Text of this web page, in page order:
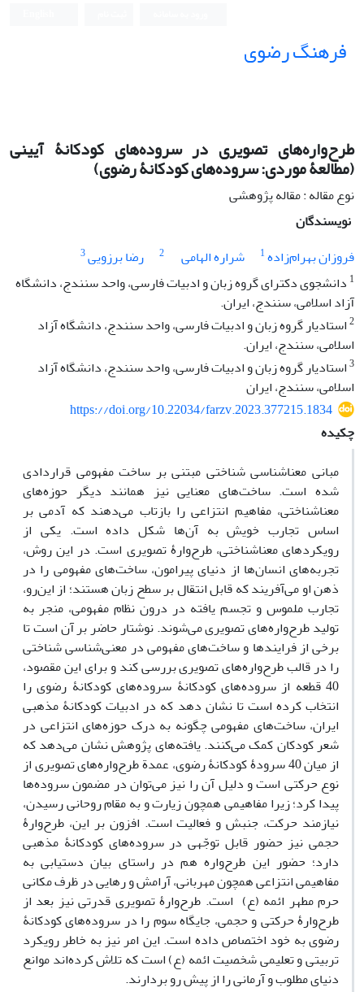
فرهنگ رضوی
طرح‌واره‌های تصویری در سروده‌های کودکانۀ آیینی
(مطالعۀ موردی: سروده‌های کودکانۀ رضوی)
نوع مقاله : مقاله پژوهشی
نویسندگان
فروزان بهرام‌زاده1 شراره الهامی 2 رضا برزویی3
1 دانشجوی دکترای گروه زبان و ادبیات فارسی، واحد سنندج، دانشگاه
آزاد اسلامی، سنندج، ایران.
2استادیار گروه زبان و ادبیات فارسی، واحد سنندج، دانشگاه آزاد
اسلامی، سنندج، ایران.
3استادیار گروه زبان و ادبیات فارسی، واحد سنندج، دانشگاه آزاد
اسلامی، سنندج، ایران
https://doi.org/10.22034/farzv.2023.377215.1834
چکیده
مبانی معناشناسی شناختی مبتنی بر ساخت مفهومی قراردادی
شده ‌است. ساخت‌های معنایی نیز همانند دیگر حوزه‌های
معناشناختی، مفاهیم انتزاعی را بازتاب می‌دهند که آدمی بر
اساس تجارب خویش به آن‌ها شکل داده ‌است. یکی از
رویکردهای معناشناختی، طرح‌وارۀ تصویری است. در این روش،
تجربه‌های انسان‌ها از دنیای پیرامون، ساخت‌های مفهومی را در
ذهن او می‌آفریند که قابل انتقال بر سطح زبان هستند؛ از این‌رو،
تجارب ملموس و تجسم یافته در درون نظام مفهومی، منجر به
تولید طرح‌واره‌های تصویری می‌شوند. نوشتار حاضر بر آن است تا
برخی از فرایندها و ساخت‌های مفهومی در معنی‌شناسی شناختی
را در قالب طرح‌واره‌های تصویری بررسی کند و برای این مقصود،
40 قطعه از سروده‌های کودکانۀ سروده‌های کودکانۀ رضوی را
انتخاب کرده‌ است تا نشان دهد که در ادبیات کودکانۀ مذهبی
ایران، ساخت‌های مفهومی چگونه به درک حوزه‌های انتزاعی در
شعر کودکان کمک می‌کنند. یافته‌های پژوهش نشان می‌دهد که
از میان 40 سرودۀ کودکانۀ رضوی، عمدة طرح‌واره‌های تصویری از
نوع حرکتی است و دلیل آن را نیز می‌توان در مضمون سروده‌ها
پیدا کرد؛ زیرا مفاهیمی همچون زیارت و به مقام روحانی رسیدن،
نیازمند حرکت، جنبش و فعالیت است. افزون بر این، طرح‌وارۀ
حجمی نیز حضور قابل توجّهی در سروده‌های کودکانۀ مذهبی
دارد؛ حضور این طرح‌واره هم در راستای بیان دستیابی به
مفاهیمی انتزاعی همچون مهربانی، آرامش و رهایی در ظرف مکانی
حرم مطهر ائمه (ع) است. طرح‌وارۀ تصویری قدرتی نیز بعد از
طرح‌وارۀ حرکتی و حجمی، جایگاه سوم را در سروده‌های کودکانۀ
رضوی به خود اختصاص داده‌ است. این امر نیز به خاطر رویکرد
تربیتی و تعلیمی شخصیت ائمه (ع) است که تلاش کرده‌اند موانع
دنیای مطلوب و آرمانی را از پیش رو بردارند.